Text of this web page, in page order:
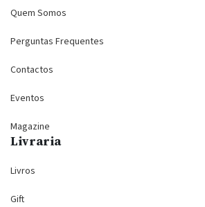
Quem Somos
Perguntas Frequentes
Contactos
Eventos
Magazine
Livraria
Livros
Gift